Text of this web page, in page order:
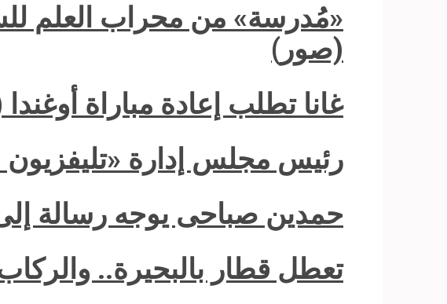
«مُدرسة» من محراب العلم
(صور)
غانا تطلب إعادة مباراة أوغندا
رئيس مجلس إدارة «تليفزيون
حمدين صباحى يوجه رسالة
تعطل قطار بالبحيرة..